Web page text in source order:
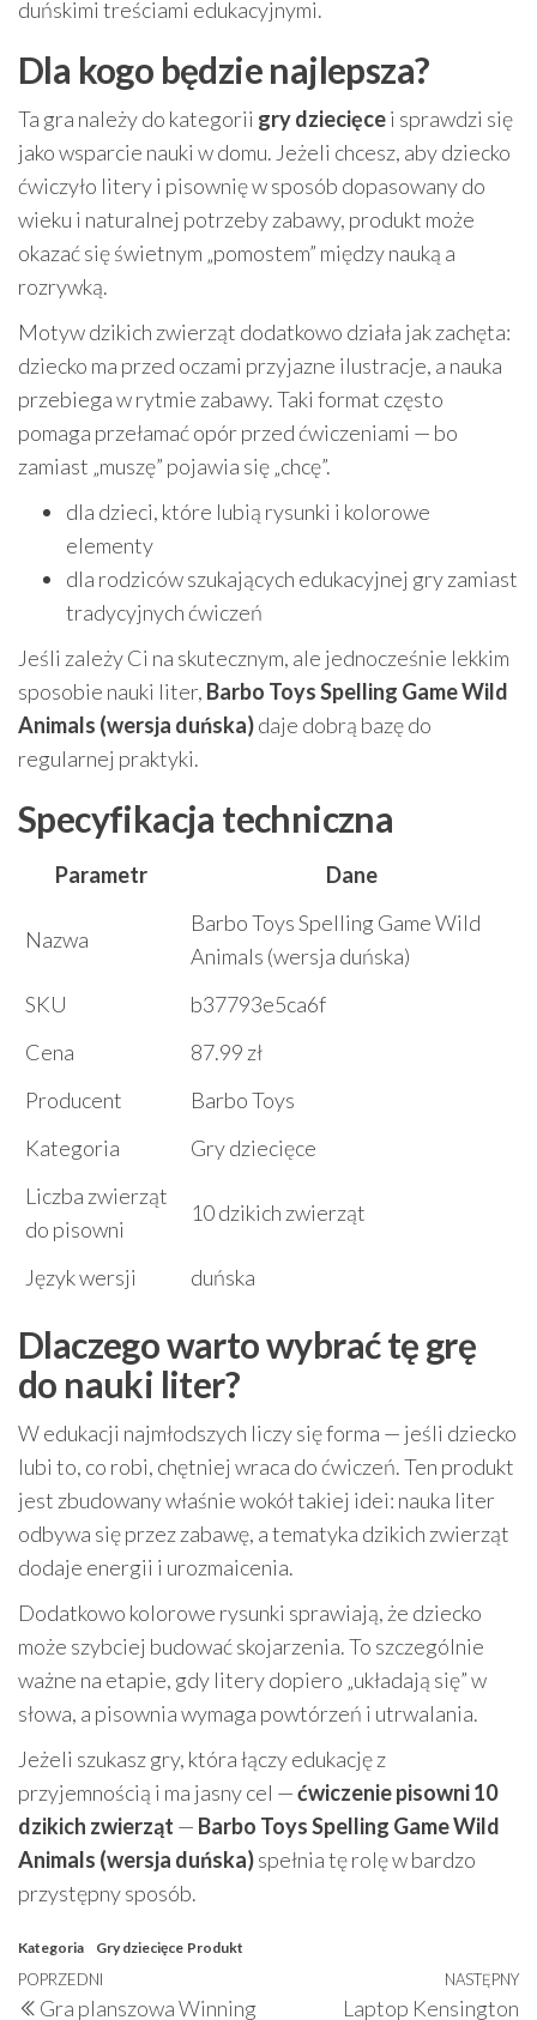
duńskimi treściami edukacyjnymi.
Dla kogo będzie najlepsza?
Ta gra należy do kategorii gry dziecięcei sprawdzi się
jako wsparcie nauki w domu. Jeżeli chcesz, aby dziecko
ćwiczyło litery i pisownię w sposób dopasowany do
wieku i naturalnej potrzeby zabawy, produkt może
okazać się świetnym „pomostem” między nauką a
rozrywką.
Motyw dzikich zwierząt dodatkowo działa jak zachęta:
dziecko ma przed oczami przyjazne ilustracje, a nauka
przebiega w rytmie zabawy. Taki format często
pomaga przełamać opór przed ćwiczeniami — bo
zamiast „muszę” pojawia się „chcę”.
dla dzieci, które lubią rysunki i kolorowe
elementy
dla rodziców szukających edukacyjnej gry zamiast
tradycyjnych ćwiczeń
Jeśli zależy Ci na skutecznym, ale jednocześnie lekkim
sposobie nauki liter, Barbo Toys Spelling Game Wild
Animals (wersja duńska)daje dobrą bazę do
regularnej praktyki.
Specyfikacja techniczna
Parametr Dane
Nazwa
Barbo Toys Spelling Game Wild
Animals (wersja duńska)
SKU
b37793e5ca6f
Cena
87.99 zł
Producent
Barbo Toys
Kategoria
Gry dziecięce
Liczba zwierząt
do pisowni
10 dzikich zwierząt
Język wersji duńska
Dlaczego warto wybrać tę grę
do nauki liter?
W edukacji najmłodszych liczy się forma — jeśli dziecko
lubi to, co robi, chętniej wraca do ćwiczeń. Ten produkt
jest zbudowany właśnie wokół takiej idei: nauka liter
odbywa się przez zabawę, a tematyka dzikich zwierząt
dodaje energii i urozmaicenia.
Dodatkowo kolorowe rysunki sprawiają, że dziecko
może szybciej budować skojarzenia. To szczególnie
ważne na etapie, gdy litery dopiero „układają się” w
słowa, a pisownia wymaga powtórzeń i utrwalania.
Jeżeli szukasz gry, która łączy edukację z
przyjemnością i ma jasny cel —ćwiczenie pisowni 10
dzikich zwierząt — Barbo Toys Spelling Game Wild
Animals (wersja duńska)spełnia tę rolę w bardzo
przystępny sposób.
Kategoria Gry dziecięce Produkt
Nawigacja
Poprzedni
POPRZEDNI
Gra planszowa Winning
NASTĘPNY
Laptop Kensington